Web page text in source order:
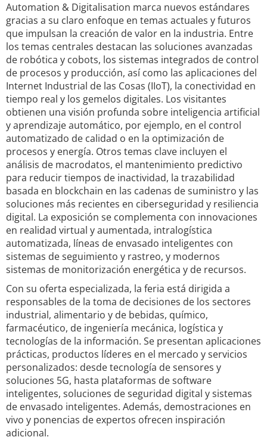
Automation & Digitalisation marca nuevos estándares
gracias a su claro enfoque en temas actuales y futuros
que impulsan la creación de valor en la industria. Entre
los temas centrales destacan las soluciones avanzadas
de robótica y cobots, los sistemas integrados de control
de procesos y producción, así como las aplicaciones del
Internet Industrial de las Cosas (IIoT), la conectividad en
tiempo real y los gemelos digitales. Los visitantes
obtienen una visión profunda sobre inteligencia artificial
y aprendizaje automático, por ejemplo, en el control
automatizado de calidad o en la optimización de
procesos y energía. Otros temas clave incluyen el
análisis de macrodatos, el mantenimiento predictivo
para reducir tiempos de inactividad, la trazabilidad
basada en blockchain en las cadenas de suministro y las
soluciones más recientes en ciberseguridad y resiliencia
digital. La exposición se complementa con innovaciones
en realidad virtual y aumentada, intralogística
automatizada, líneas de envasado inteligentes con
sistemas de seguimiento y rastreo, y modernos
sistemas de monitorización energética y de recursos.
Con su oferta especializada, la feria está dirigida a
responsables de la toma de decisiones de los sectores
industrial, alimentario y de bebidas, químico,
farmacéutico, de ingeniería mecánica, logística y
tecnologías de la información. Se presentan aplicaciones
prácticas, productos líderes en el mercado y servicios
personalizados: desde tecnología de sensores y
soluciones 5G, hasta plataformas de software
inteligentes, soluciones de seguridad digital y sistemas
de envasado inteligentes. Además, demostraciones en
vivo y ponencias de expertos ofrecen inspiración
adicional.